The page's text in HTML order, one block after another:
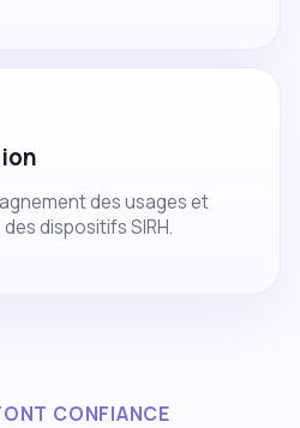
des usages et
dispositifs SIRH.
CONFIANCE